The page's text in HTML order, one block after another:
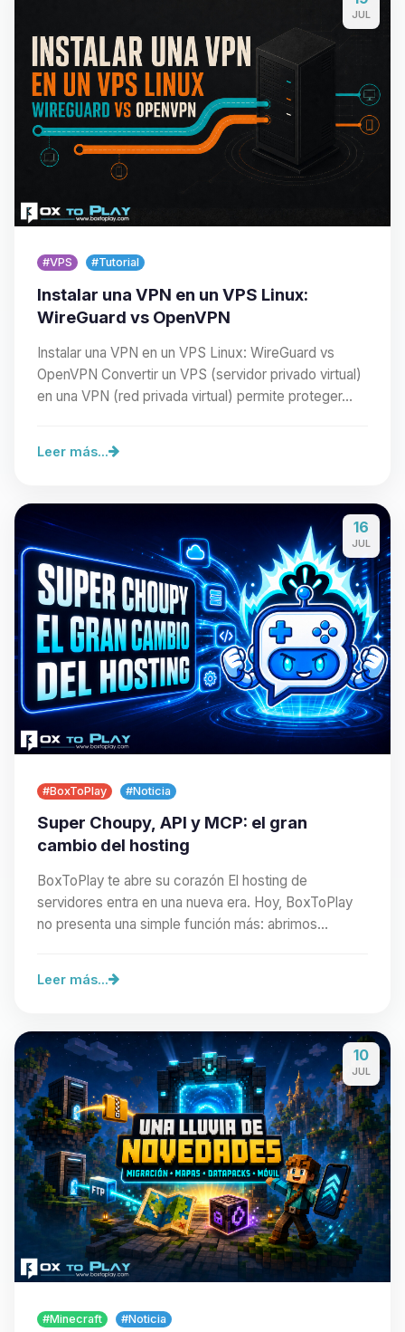
JUL
#VPS #Tutorial
Instalar una VPN en un VPS Linux:
WireGuard vs OpenVPN
Instalar una VPN en un VPS Linux: WireGuard vs
OpenVPN Convertir un VPS (servidor privado virtual)
en una VPN (red privada virtual) permite proteger…
Leer más...
16
JUL
#BoxToPlay #Noticia
Super Choupy, API y MCP: el gran
cambio del hosting
BoxToPlay te abre su corazón El hosting de
servidores entra en una nueva era. Hoy, BoxToPlay
no presenta una simple función más: abrimos
Leer más...
10
JUL
#Minecraft #Noticia